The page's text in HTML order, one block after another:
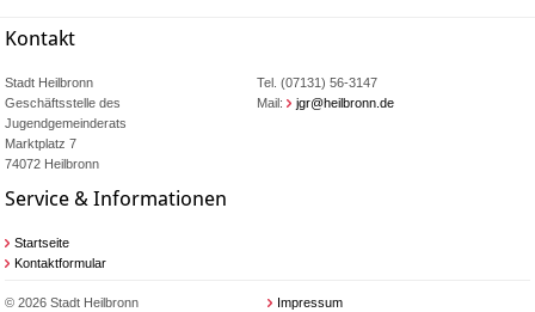
Kontakt
Stadt Heilbronn
Geschäftsstelle des
Jugendgemeinderats
Marktplatz 7
74072 Heilbronn
Tel. (07131) 56-3147
Mail:
jgr@heilbronn.de
Service & Informationen
Startseite
Kontaktformular
© 2026 Stadt Heilbronn Impressum